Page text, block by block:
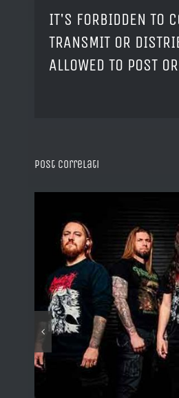
IT'S FORBIDDEN TO
TRANSMIT OR
ALLOWED TO POST
Post correlati